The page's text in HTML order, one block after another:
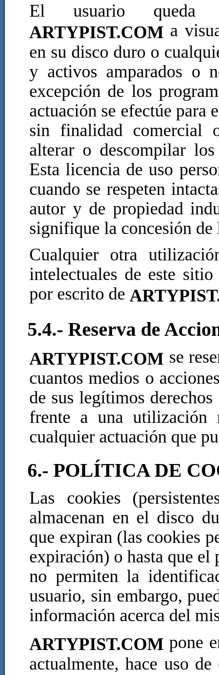
El usuario queda
ARTYPIST.COM a
en su disco duro o
y activos amparados o
excepción de los
actuación se efectúe para
sin finalidad comercial
alterar o descompilar
Esta licencia de uso
cuando se respeten
autor y de propiedad
signifique la concesión
Cualquier otra
intelectuales de este
por escrito de
5.4.- Reserva de
ARTYPIST.COM se
cuantos medios o
de sus legítimos
frente a una utilización
cualquier actuación que
6.- POLÍTICA DE
Las cookies
almacenan en el disco
que expiran (las cookies
expiración) o hasta que
no permiten la
usuario, sin embargo,
información acerca del
ARTYPIST.COM pone
actualmente, hace uso